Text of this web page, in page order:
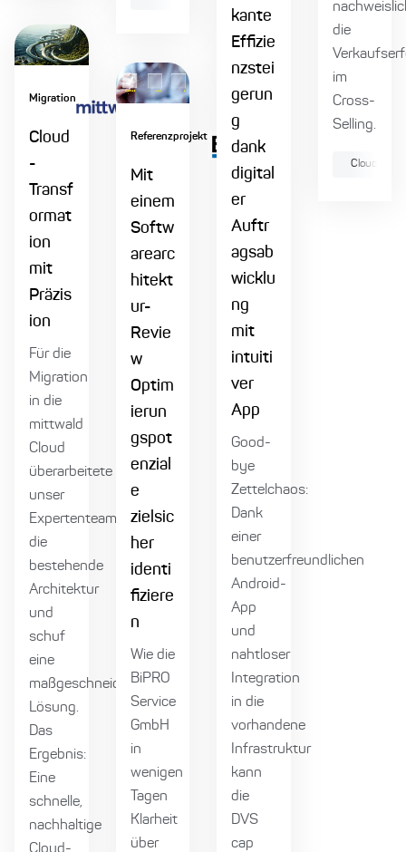
Migration
Cloud
-
Transf
ormat
ion
mit
Präzis
ion
Für die
Migration
in die
mittwald
Cloud
überarbeitete
unser
Expertenteam
die
bestehende
Architektur
und
schuf
eine
maßgeschneiderte
Lösung.
Das
Ergebnis:
Eine
schnelle,
nachhaltige
Cloud-
Referenzprojekt
Mit
einem
Softw
arearc
hitekt
ur-
Revie
w
Optim
ierun
gspot
enzial
e
zielsic
her
identi
fiziere
n
Wie die
BiPRO
Service
GmbH
in
wenigen
Tagen
Klarheit
über
kante
Effizie
nzstei
gerun
g
dank
digital
er
Auftr
agsab
wicklu
ng
mit
intuiti
ver
App
Good-
bye
Zettelchaos:
Dank
einer
benutzerfreundlichen
Android-
App
und
nahtloser
Integration
in die
vorhandene
Infrastruktur
kann
die
DVS
cap
die
im
Cross-
Selling.
Cloud